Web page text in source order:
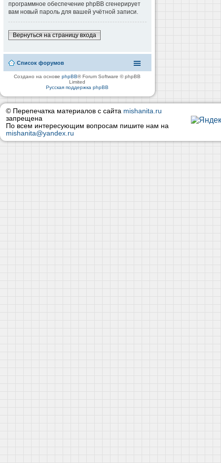
программное обеспечение phpBB сгенерирует
вам новый пароль для вашей учётной записи.
Вернуться на страницу входа
Список форумов
Создано на основеphpBB® Forum Software © phpBB
Limited
Русская поддержка phpBB
© Перепечатка материалов с сайта mishanita.ru
запрещена
По всем интересующим вопросам пишите нам на
mishanita@yandex.ru